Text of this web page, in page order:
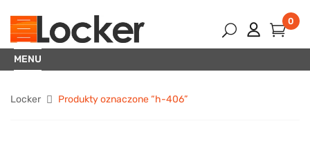
0
MENU
Locker Produkty oznaczone “h-406”